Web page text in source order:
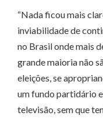
“Nada ficou mais
inviabilidade de
no Brasil onde mais
grande maioria não
eleições, se
um fundo partidário
televisão, sem que